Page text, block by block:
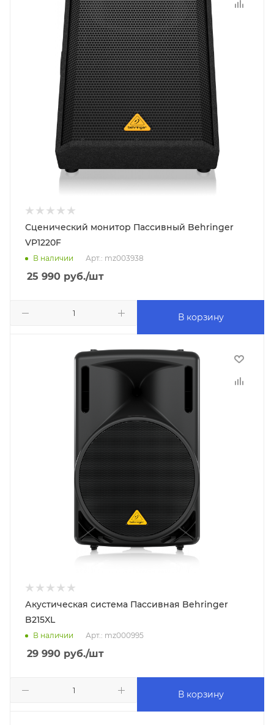
Сценический монитор Пассивный Behringer
VP1220F
В наличии Арт.: mz003938
25 990 руб./шт
В корзину
Акустическая система Пассивная Behringer
B215XL
В наличии Арт.: mz000995
29 990 руб./шт
В корзину